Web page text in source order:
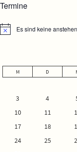
Termine
HinweisEs sind keine
M D
3
4
10
11
17
18
24
25